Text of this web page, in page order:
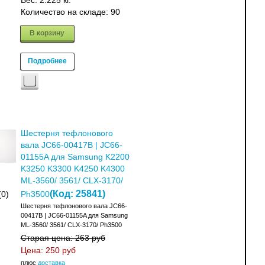
Количество на складе: 90
В корзину
Подробнее
Шестерня тефлонового
вала JC66-00417B | JC66-
01155A для Samsung K2200
K3250 K3300 K4250 K4300
ML-3560/ 3561/ CLX-3170/
Ph3500(Код: 25841)
Шестерня тефлонового вала JC66-
00417B | JC66-01155A для Samsung
ML-3560/ 3561/ CLX-3170/ Ph3500
Старая цена:263 руб
Цена: 250 руб
плюс доставка